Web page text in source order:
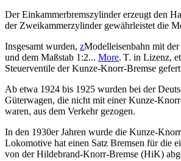
Der Einkammerbremszylinder erzeugt den
der Zweikammerzylinder gewährleistet die
Insgesamt wurden, zModelleisenbahn mit
und dem Maßstab 1:2... More. T. in Lizenz,
Steuerventile der Kunze-Knorr-Bremse
Ab etwa 1924 bis 1925 wurden bei der
Güterwagen, die nicht mit einer Kunze-
waren, aus dem Verkehr gezogen.
In den 1930er Jahren wurde die Kunze-Knorr
Lokomotive hat einen Satz Bremsen für die
von der Hildebrand-Knorr-Bremse (HiK)